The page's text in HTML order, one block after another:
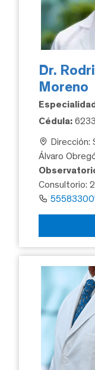
Dr.
Moreno
Cédula:
Dirección:
Álvaro
Consultorio: